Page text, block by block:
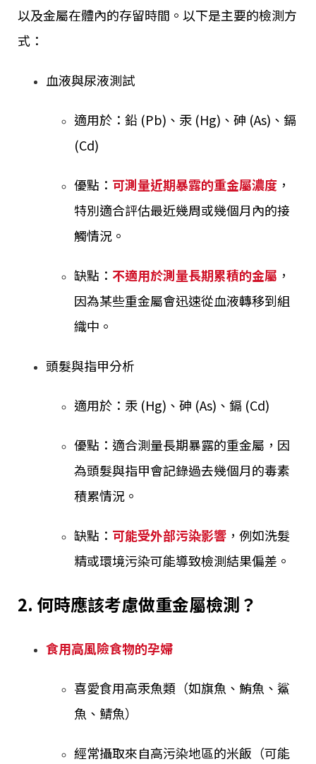
以及金屬在體內的存留時間。以下是主要的檢測方
式：
血液與尿液測試
適用於：鉛 (Pb)、汞 (Hg)、砷 (As)、鎘
(Cd)
優點： 可測量近期暴露的重金屬濃度 ，
特別適合評估最近幾周或幾個月內的接
觸情況。
缺點： 不適用於測量長期累積的金屬 ，
因為某些重金屬會迅速從血液轉移到組
織中。
頭髮與指甲分析
適用於：汞 (Hg)、砷 (As)、鎘 (Cd)
優點：適合測量長期暴露的重金屬，因
為頭髮與指甲會記錄過去幾個月的毒素
積累情況。
缺點： 可能受外部污染影響 ，例如洗髮
精或環境污染可能導致檢測結果偏差。
2. 何時應該考慮做重金屬檢測？
食用高風險食物的孕婦
喜愛食用高汞魚類（如旗魚、鮪魚、鯊
魚、鯖魚）
經常攝取來自高污染地區的米飯（可能